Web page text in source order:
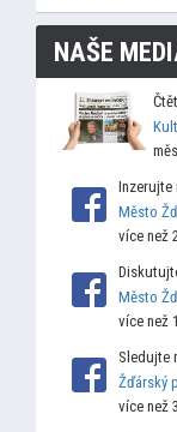
NAŠE
Inzerujte
Město
více než
Město
více než
Sledujte
Žďárský
více než